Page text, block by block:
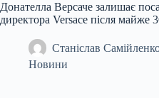
Донателла Версаче залишає
директора Versace після майже
Станіслав
Новини